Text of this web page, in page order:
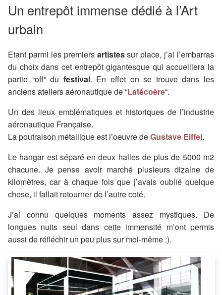
Un entrepôt immense dédié à l’Art
urbain
Etant parmi les premiers artistessur place, j’ai l’embarras
du choix dans cet entrepôt gigantesque qui accueillera la
partie “off” du festival. En effet on se trouve dans les
anciens ateliers aéronautique de “Latécoère“.
Un des lieux emblématiques et historiques de l’industrie
aéronautique Française.
La poutraison métallique est l’oeuvre deGustave Eiffel.
Le hangar est séparé en deux halles de plus de 5000 m2
chacune. Je pense avoir marché plusieurs dizaine de
kilomètres, car à chaque fois que j’avais oublié quelque
chose, il fallait retourner de l’autre coté.
J’ai connu quelques moments assez mystiques. De
longues nuits seul dans cette immensité m’ont permis
aussi de réfléchir un peu plus sur moi-même :).